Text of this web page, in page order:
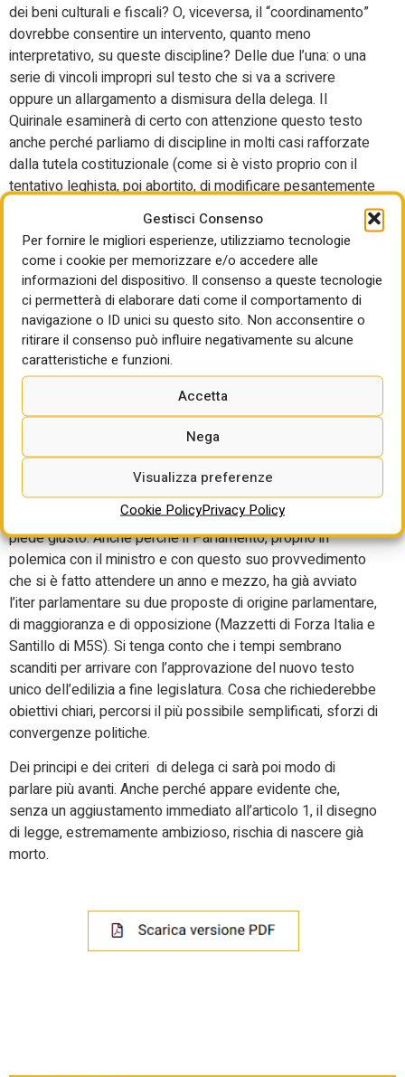
Gestisci Consenso
Per fornire le migliori esperienze, utilizziamo tecnologie
come i cookie per memorizzare e/o accedere alle
informazioni del dispositivo. Il consenso a queste tecnologie
ci permetterà di elaborare dati come il comportamento di
navigazione o ID unici su questo sito. Non acconsentire o
ritirare il consenso può influire negativamente su alcune
caratteristiche e funzioni.
Accetta
Nega
Visualizza preferenze
Cookie PolicyPrivacy Policy
dei beni culturali e fiscali? O, viceversa, il “coordinamento”
dovrebbe consentire un intervento, quanto meno
interpretativo, su queste discipline? Delle due l’una: o una
serie di vincoli impropri sul testo che si va a scrivere
oppure un allargamento a dismisura della delega. Il
Quirinale esaminerà di certo con attenzione questo testo
anche perché parliamo di discipline in molti casi rafforzate
dalla tutela costituzionale (come si è visto proprio con il
tentativo leghista, poi abortito, di modificare pesantemente
le norme di legge sulle autorizzazioni paesaggistiche).
Nel disegno di legge di Salvini non c’è invece (e non
avrebbe potuto esserci) alcun riferimento alla legge sulla
rigenerazione urbana in discussione al Senato, che pure
interferirà pesantemente su una larga area di materie
comuni. Se ne terrà conto durante l’iter parlamentare
dell’uno e dell’altro provvedimento? O si produrranno
inerzie incrociate, se non adeguatamente governate, come
successo nei mesi scorsi proprio sulla legge per la
rigenerazione urbana?
In una maggioranza scossa dalle divisioni sulla politica
internazionale, dal lungo periodo elettorale, dai nodi del
Pnrr e dalla discussione sulla prossima legge di bilancio, la
riforma della legge sull’edilizia non sembra partire con il
piede giusto. Anche perché il Parlamento, proprio in
polemica con il ministro e con questo suo provvedimento
che si è fatto attendere un anno e mezzo, ha già avviato
l’iter parlamentare su due proposte di origine parlamentare,
di maggioranza e di opposizione (Mazzetti di Forza Italia e
Santillo di M5S). Si tenga conto che i tempi sembrano
scanditi per arrivare con l’approvazione del nuovo testo
unico dell’edilizia a fine legislatura. Cosa che richiederebbe
obiettivi chiari, percorsi il più possibile semplificati, sforzi di
convergenze politiche.
Dei principi e dei criteri di delega ci sarà poi modo di
parlare più avanti. Anche perché appare evidente che,
senza un aggiustamento immediato all’articolo 1, il disegno
di legge, estremamente ambizioso, rischia di nascere già
morto.